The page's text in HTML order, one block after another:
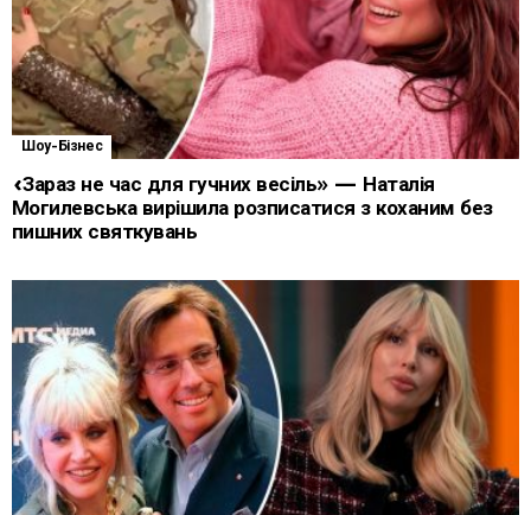
Шоу-Бізнес
«Зараз не час для гучних весіль» — Наталія
Могилевська вирішила розписатися з коханим без
пишних святкувань